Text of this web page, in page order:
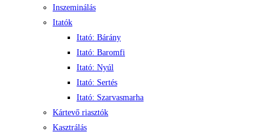
Inszeminálás
Itatók
Itató: Bárány
Itató: Baromfi
Itató: Nyúl
Itató: Sertés
Itató: Szarvasmarha
Kártevő riasztók
Kasztrálás